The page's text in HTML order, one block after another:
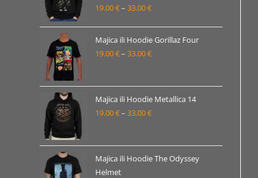
33.00 €
19.00€– 33.00€Raspon
od
19.00 €
Majica ili Hoodie Gorillaz Four
19.00€– 33.00€Raspon
od
19.00 €
do
Majica ili Hoodie Metallica 14
19.00€– 33.00€Raspon
od
19.00 €
Majica ili Hoodie The Odyssey
Helmet